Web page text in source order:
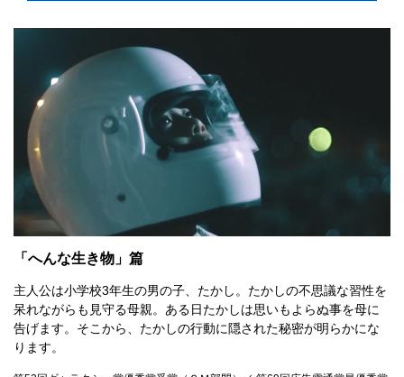
「へんな生き物」篇
主人公は小学校3年生の男の子、たかし。たかしの不思議な習性を
呆れながらも見守る母親。ある日たかしは思いもよらぬ事を母に
告げます。そこから、たかしの行動に隠された秘密が明らかにな
ります。